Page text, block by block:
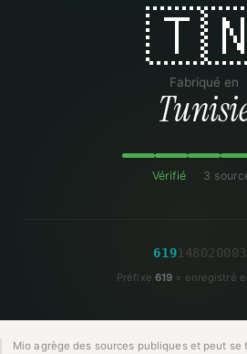
Fabriqué en
Vérifié 3
6191 48020003
Préfixe 619 = enregistré
Mio agrège des sources publiques et peut se